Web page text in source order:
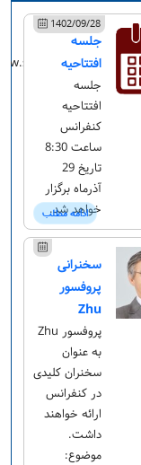
ch/
1402/09/28
ادامه مطلب
جلسه
افتتاحیه
جلسه
افتتاحیه
کنفرانس
ساعت 8:30
تاریخ 29
آذرماه برگزار
خواهد شد.
سخنرانی
پروفسور
Zhu
پروفسور Zhu
به عنوان
سخنران کلیدی
در کنفرانس
ارائه خواهند
داشت.
موضوع: